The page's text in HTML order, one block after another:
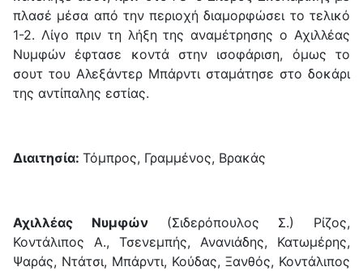
πλασέ μέσα από την περιοχή διαμορφώσει το τελικό
1-2. Λίγο πριν τη λήξη της αναμέτρησης ο Αχιλλέας
Νυμφών έφτασε κοντά στην ισοφάριση, όμως το
σουτ του Αλεξάντερ Μπάρντι σταμάτησε στο δοκάρι
της αντίπαλης εστίας.
Διαιτησία: Τόμπρος, Γραμμένος, Βρακάς
Αχιλλέας Νυμφών (Σιδερόπουλος Σ.) Ρίζος,
Κοντάλιπος Α., Τσενεμπής, Ανανιάδης, Κατωμέρης,
Ψαράς, Ντάτσι, Μπάρντι, Κούδας, Ξανθός, Κοντάλιπος